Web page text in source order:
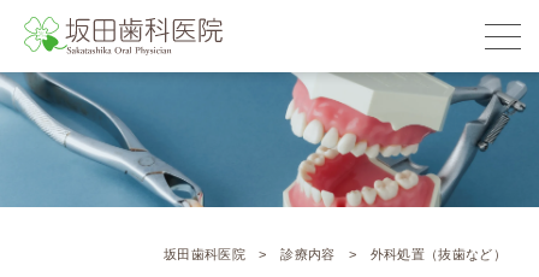
初めての方へ
診療内容
院内紹介坂田歯科医院 >診療内容 > 外科処置（抜歯など）